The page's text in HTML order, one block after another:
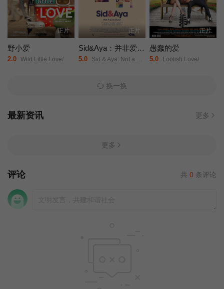
正片
野小爱
2.0 Wild Little Love/
正片
Sid&Aya：并非爱情故事
5.0 Sid & Aya: Not a Love Story/
正片
愚蠢的爱
5.0 Foolish Love/
换一换
最新资讯 更多
更多
评论 共 0 条评论